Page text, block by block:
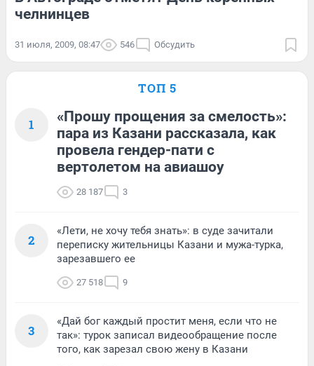
челнинцев
31 июля, 2009, 08:47 546 Обсудить
ТОП 5
1
«Прошу прощения за смелость»:
пара из Казани рассказала, как
провела гендер-пати с
вертолетом на авиашоу
28 187 3
2
«Лети, не хочу тебя знать»: в суде зачитали
переписку жительницы Казани и мужа-турка,
зарезавшего ее
27 518 9
3
«Дай бог каждый простит меня, если что не
так»: турок записал видеообращение после
того, как зарезал свою жену в Казани